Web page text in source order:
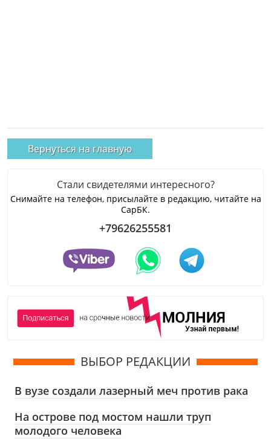
Вернуться на главную
Стали свидетелями интересного?
Снимайте на телефон, присылайте в редакцию, читайте на
СарБК.
+79626255581
ВЫБОР РЕДАКЦИИ
В вузе создали лазерный меч против рака
На острове под мостом нашли труп
молодого человека